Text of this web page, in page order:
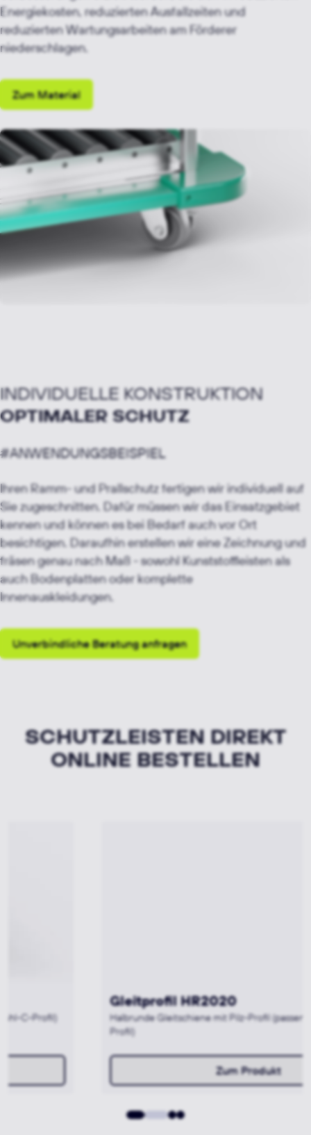
Energiekosten, reduzierten Ausfallzeiten und
reduzierten Wartungsarbeiten am Förderer
niederschlagen.
Zum Material
INDIVIDUELLE KONSTRUKTION
OPTIMALER SCHUTZ
#ANWENDUNGSBEISPIEL
Ihren Ramm- und Prallschutz fertigen wir individuell auf
Sie zugeschnitten. Dafür müssen wir das Einsatzgebiet
kennen und können es bei Bedarf auch vor Ort
besichtigen. Daraufhin erstellen wir eine Zeichnung und
fräsen genau nach Maß - sowohl Kunststoffleisten als
auch Bodenplatten oder komplette
Innenauskleidungen.
Unverbindliche Beratung anfragen
SCHUTZLEISTEN DIREKT
ONLINE BESTELLEN
Gleitprofil HR2020
Halbrunde Gleitschiene mit Pilz-Profil (passend für Stahl-C-